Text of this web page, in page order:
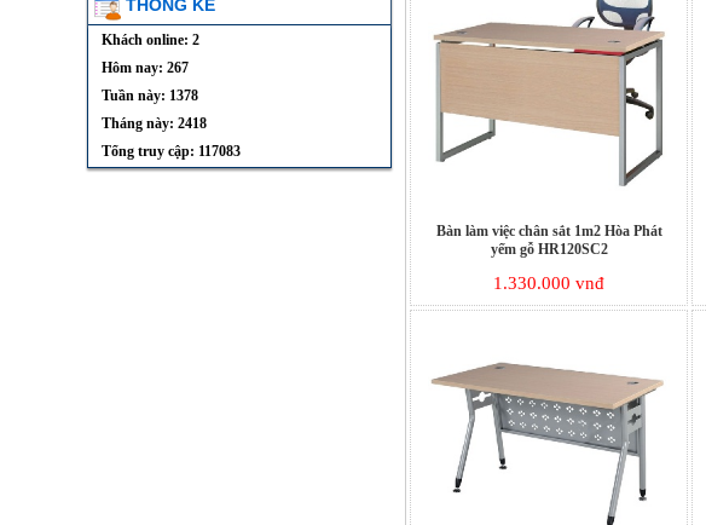
THỐNG KÊ
Khách online: 2
Hôm nay: 267
Tuần này: 1378
Tháng này: 2418
Tổng truy cập: 117083
Bàn làm việc chân sắt 1m2 Hòa Phát
yếm gỗ HR120SC2
1.330.000 vnđ